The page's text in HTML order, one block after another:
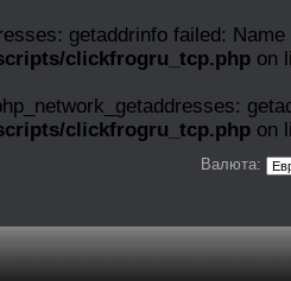
getaddrinfo failed:
clickfrogru_tcp.php on
clickfrogru_tcp.php on
Валюта: